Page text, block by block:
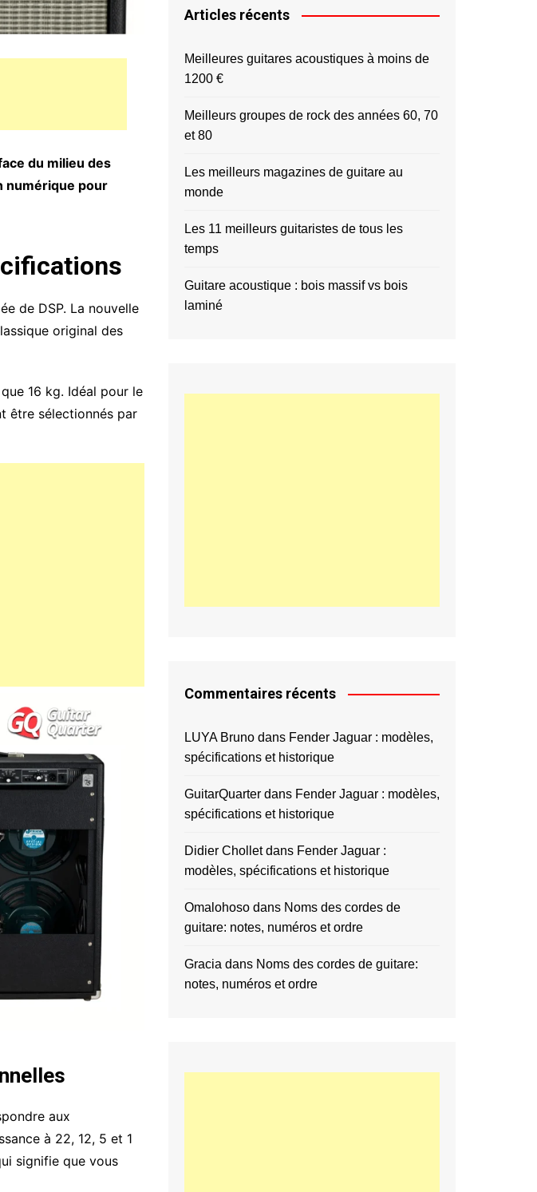
du milieu des
numérique pour
de DSP. La nouvelle
original des
16 kg. Idéal pour le
être sélectionnés par
aux
à 22, 12, 5 et 1
signifie que vous
Articles récents
Meilleures guitares acoustiques à moins de
1200 €
Meilleurs groupes de rock des années 60, 70
et 80
Les meilleurs magazines de guitare au
monde
Les 11 meilleurs guitaristes de tous les
temps
Guitare acoustique : bois massif vs bois
laminé
Commentaires récents
LUYA Bruno dans Fender Jaguar : modèles,
spécifications et historique
GuitarQuarter dans Fender Jaguar : modèles,
spécifications et historique
Didier Cholletdans Fender Jaguar :
modèles, spécifications et historique
Omalohoso dans Noms des cordes de
guitare: notes, numéros et ordre
Gracia dans Noms des cordes de guitare:
notes, numéros et ordre